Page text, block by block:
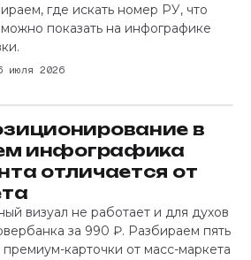
где искать номер РУ, что
можно показать на инфографике
июля 2026
в
инфографика
отличается от
визуал не работает и для духов
за 990 ₽. Разбираем пять
премиум-карточки от масс-маркета